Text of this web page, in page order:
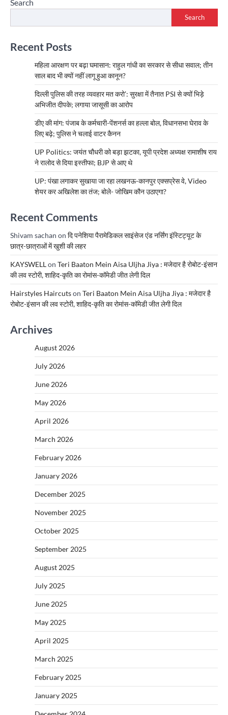
Search
Search
Recent Posts
महिला आरक्षण पर बढ़ा घमासान: राहुल गांधी का सरकार से सीधा सवाल; तीन
साल बाद भी क्यों नहीं लागू हुआ कानून?
दिल्ली पुलिस की तरह व्यवहार मत करो’: सुरक्षा में तैनात PSI से क्यों भिड़े
अभिजीत दीपके; लगाया जासूसी का आरोप
डीए की मांग: पंजाब के कर्मचारी-पेंशनर्स का हल्ला बोल, विधानसभा घेराव के
लिए बढ़े; पुलिस ने चलाई वाटर कैनन
UP Politics: जयंत चौधरी को बड़ा झटका, यूपी प्रदेश अध्यक्ष रामाशीष राय
ने रालोद से दिया इस्तीफा; BJP से आए थे
UP: पंखा लगाकर सुखाया जा रहा लखनऊ-कानपुर एक्सप्रेस वे, Video
शेयर कर अखिलेश का तंज; बोले- जोखिम कौन उठाएगा?
Recent Comments
Shivam sachan on दि पनेशिया पैरामेडिकल साइंसेज एंड नर्सिंग इंस्टिट्यूट के
छात्र-छात्राओं में खुशी की लहर
KAYSWELLon Teri Baaton Mein Aisa Uljha Jiya : मजेदार है रोबोट-इंसान
की लव स्टोरी, शाहिद-कृति का रोमांस-कॉमेडी जीत लेगी दिल
Hairstyles Haircutson Teri Baaton Mein Aisa Uljha Jiya : मजेदार है
रोबोट-इंसान की लव स्टोरी, शाहिद-कृति का रोमांस-कॉमेडी जीत लेगी दिल
Archives
August 2026
July 2026
June 2026
May 2026
April 2026
March 2026
February 2026
January 2026
December 2025
November 2025
October 2025
September 2025
August 2025
July 2025
June 2025
May 2025
April 2025
March 2025
February 2025
January 2025